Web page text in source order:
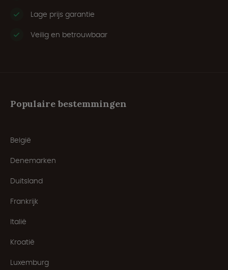
Lage prijs garantie
Veilig en betrouwbaar
Populaire bestemmingen
België
Denemarken
Duitsland
Frankrijk
Italië
Kroatië
Luxemburg